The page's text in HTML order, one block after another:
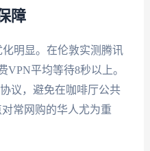
障
明显。在伦敦实测腾讯
VPN平均等待8秒以上。
议，避免在咖啡厅公共
常网购的华人尤为重